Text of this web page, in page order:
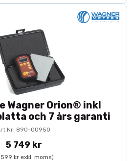
Wagner Orion® inkl
och 7 års garanti
890-00950
5 749 kr
kr exkl. moms)